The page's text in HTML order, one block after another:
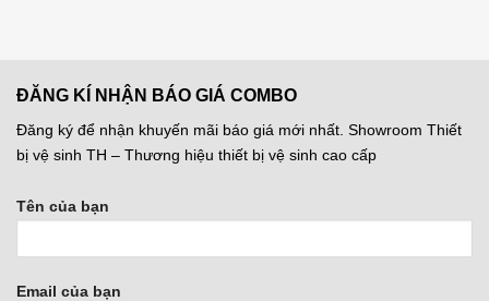
ĐĂNG KÍ NHẬN BÁO GIÁ COMBO
Đăng ký để nhận khuyến mãi báo giá mới nhất. Showroom Thiết
bị vệ sinh TH – Thương hiệu thiết bị vệ sinh cao cấp
Tên của bạn
Email của bạn